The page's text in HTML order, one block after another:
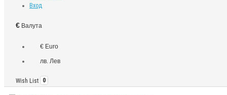
Вход
€ Валута
€ Euro
лв. Лев
Wish List 0